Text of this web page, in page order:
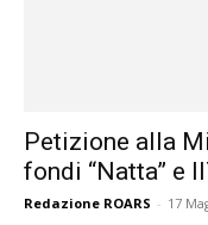
Petizione alla
fondi “Natta” e
Redazione ROARS - 17